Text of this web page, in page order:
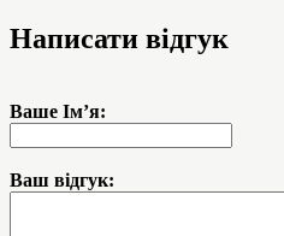
Написати відгук
Ваше Ім’я:
Ваш відгук: